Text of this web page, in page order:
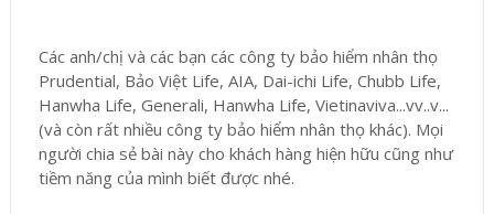
Các anh/chị và các bạn các công ty bảo hiểm nhân thọ
Prudential, Bảo Việt Life, AIA, Dai-ichi Life, Chubb Life,
Hanwha Life, Generali, Hanwha Life, Vietinaviva...vv..v...
(và còn rất nhiều công ty bảo hiểm nhân thọ khác). Mọi
người chia sẻ bài này cho khách hàng hiện hữu cũng như
tiềm năng của mình biết được nhé.